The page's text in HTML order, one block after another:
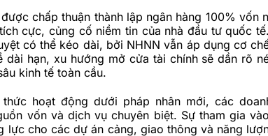
chấp thuận thành lập ngân hàng 100% vốn
cực, củng cố niềm tin của nhà đầu tư quốc
có thể kéo dài, bởi NHNN vẫn áp dụng cơ
dài hạn, xu hướng mở cửa tài chính sẽ dần rõ
kinh tế toàn cầu.
thức hoạt động dưới pháp nhân mới, các
vốn và dịch vụ chuyên biệt. Sự tham gia
lực cho các dự án cảng, giao thông và năng